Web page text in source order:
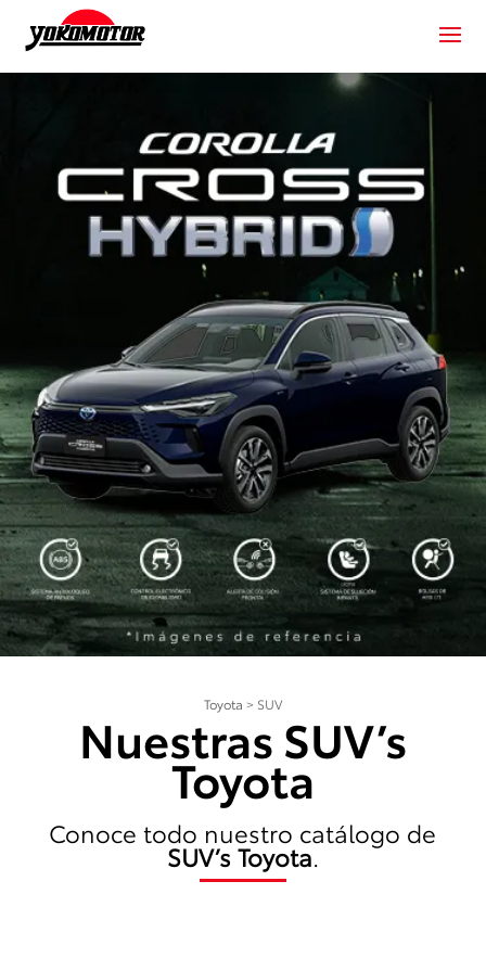
Toyota > SUV
Nuestras SUV’s
Toyota
Conoce todo nuestro catálogo de
SUV’s Toyota.